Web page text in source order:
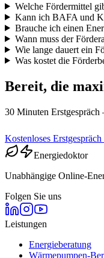
Welche Fördermittel
Kann ich BAFA und
Brauche ich einen
Wann muss der
Wie lange dauert ein
Was kostet die
Bereit, die
30 Minuten
Kostenloses Erstgespräch
Energiedoktor
Unabhängige Online-
Folgen Sie uns
Leistungen
Energieberatung
Wärmepumpen-